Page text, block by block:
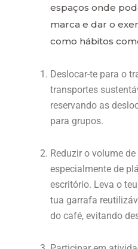
espaços onde
marca e dar o
como hábitos
Deslocar-te para o
transportes
reservando as
para grupos.
Reduzir o volume de
especialmente de
escritório. Leva o
tua garrafa
do café, evitando